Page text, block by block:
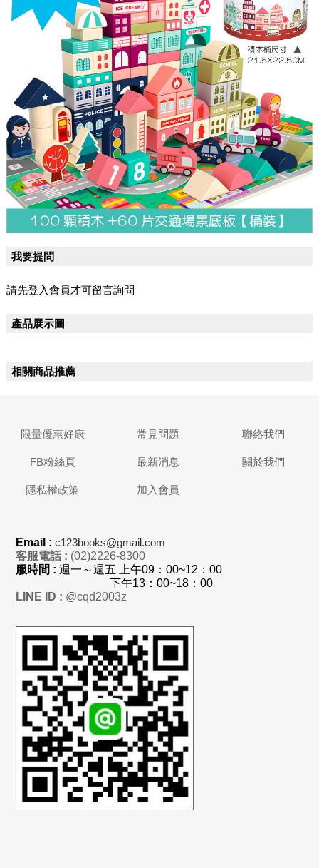
我要提問
請先登入會員才可留言詢問
產品展示圖
相關商品推薦
限量優惠好康 常見問題 聯絡我們
FB粉絲頁 最新消息 關於我們
隱私權政策 加入會員
Email :c123books@gmail.com
客服電話 : (02)2226-8300
服時間 :週一～週五 上午09：00~12：00
下午13：00~18：00
LINE ID : @cqd2003z